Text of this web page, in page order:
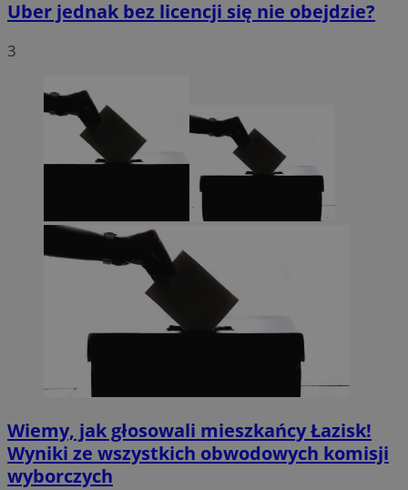
Uber jednak bez licencji się nie obejdzie?
3
Wiemy, jak głosowali mieszkańcy Łazisk!
Wyniki ze wszystkich obwodowych komisji
wyborczych